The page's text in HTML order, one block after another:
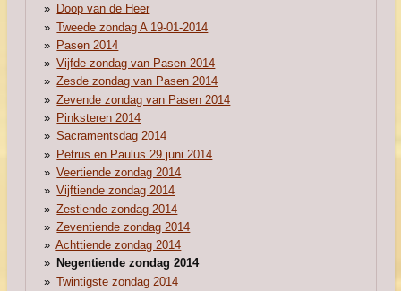
Doop van de Heer
Tweede zondag A 19-01-2014
Pasen 2014
Vijfde zondag van Pasen 2014
Zesde zondag van Pasen 2014
Zevende zondag van Pasen 2014
Pinksteren 2014
Sacramentsdag 2014
Petrus en Paulus 29 juni 2014
Veertiende zondag 2014
Vijftiende zondag 2014
Zestiende zondag 2014
Zeventiende zondag 2014
Achttiende zondag 2014
Negentiende zondag 2014
Twintigste zondag 2014